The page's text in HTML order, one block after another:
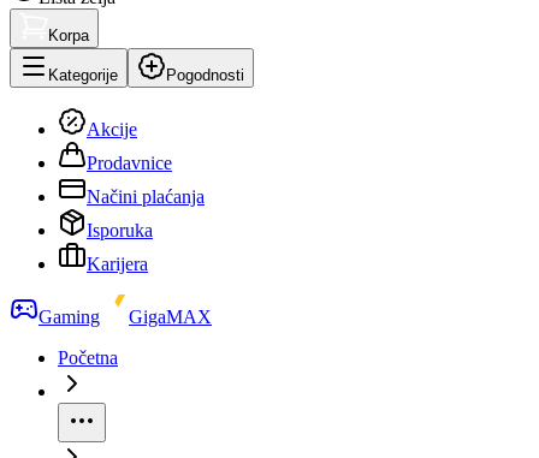
Korpa
Kategorije Pogodnosti
Akcije
Prodavnice
Načini plaćanja
Isporuka
Karijera
Gaming
GigaMAX
Početna